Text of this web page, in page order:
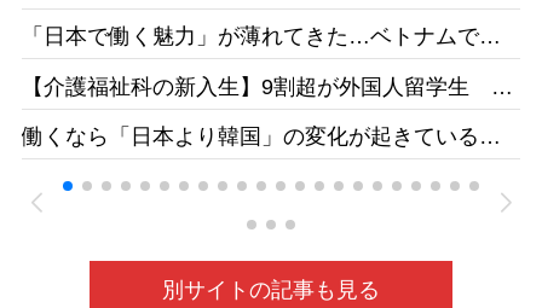
えの一方で相次ぐ建設反対［テレ朝］26/04
「日本で働く魅力」が薄れてきた…ベトナムで募
【介護福祉科の新入生】9割超が外国人留学生 志
す日本人減、国の受け入れ方針も影響 福井県の
若狭医療福祉専門学校［福井新聞］26/05
働くなら「日本より韓国」の変化が起きている
26/05
別サイトの記事も見る